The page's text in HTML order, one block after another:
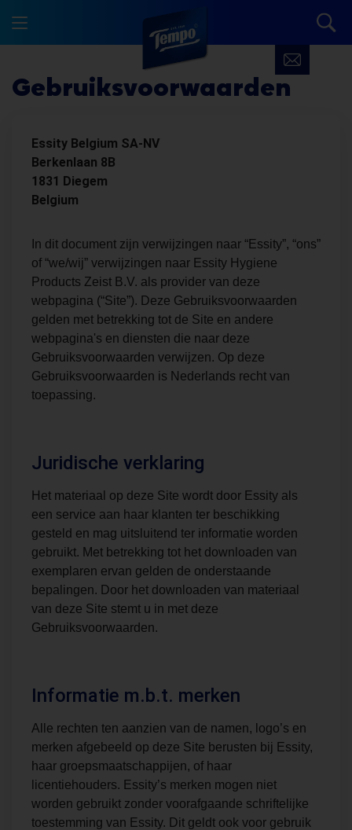
Gebruiksvoorwaarden
Essity Belgium SA-NV
Berkenlaan 8B
1831 Diegem
Belgium
In dit document zijn verwijzingen naar “Essity”, “ons”
of “we/wij” verwijzingen naar Essity Hygiene
Products Zeist B.V. als provider van deze
webpagina (“Site”). Deze Gebruiksvoorwaarden
gelden met betrekking tot de Site en andere
webpagina's en diensten die naar deze
Gebruiksvoorwaarden verwijzen. Op deze
Gebruiksvoorwaarden is Nederlands recht van
toepassing.
Juridische verklaring
Het materiaal op deze Site wordt door Essity als
een service aan haar klanten ter beschikking
gesteld en mag uitsluitend ter informatie worden
gebruikt. Met betrekking tot het downloaden van
exemplaren ervan gelden de onderstaande
bepalingen. Door het downloaden van materiaal
van deze Site stemt u in met deze
Gebruiksvoorwaarden.
Informatie m.b.t. merken
Alle rechten ten aanzien van de namen, logo’s en
merken afgebeeld op deze Site berusten bij Essity,
haar groepsmaatschappijen, of haar
licentiehouders. Essity’s merken mogen niet
worden gebruikt zonder voorafgaande schriftelijke
toestemming van Essity. Dit geldt ook voor gebruik